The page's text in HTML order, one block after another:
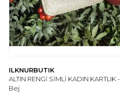
ILKNURBUTIK
ALTIN RENGİ SİMLİ KADIN KARTLIK -
Bej